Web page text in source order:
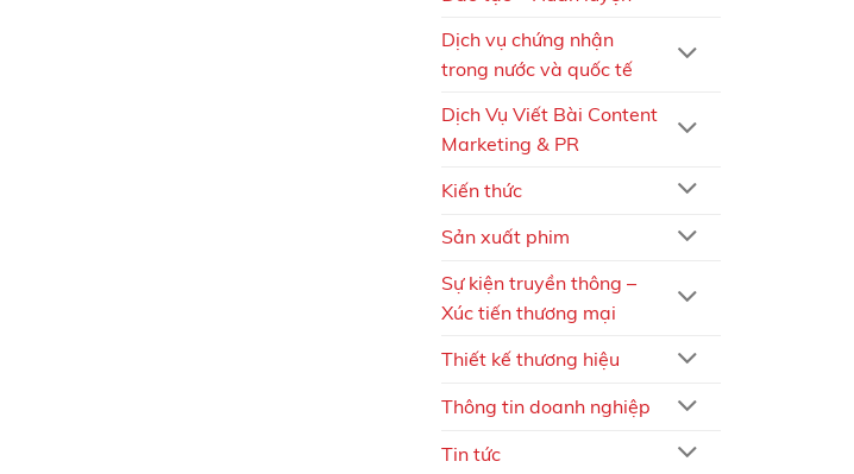
Dịch vụ chứng nhận
trong nước và quốc tế
Dịch Vụ Viết Bài Content
Marketing & PR
Kiến thức
Sản xuất phim
Sự kiện truyền thông –
Xúc tiến thương mại
Thiết kế thương hiệu
Thông tin doanh nghiệp
Tin tức